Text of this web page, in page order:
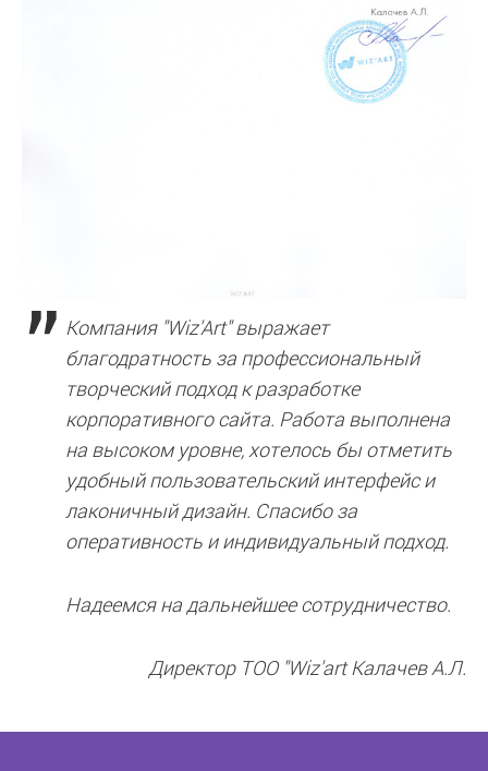
Компания "Wiz'Art" выражает
благодратность за профессиональный
творческий подход к разработке
корпоративного сайта. Работа выполнена
на высоком уровне, хотелось бы отметить
удобный пользовательский интерфейс и
лаконичный дизайн. Спасибо за
оперативность и индивидуальный подход.
Надеемся на дальнейшее сотрудничество.
Директор ТОО "Wiz'art Калачев А.Л.